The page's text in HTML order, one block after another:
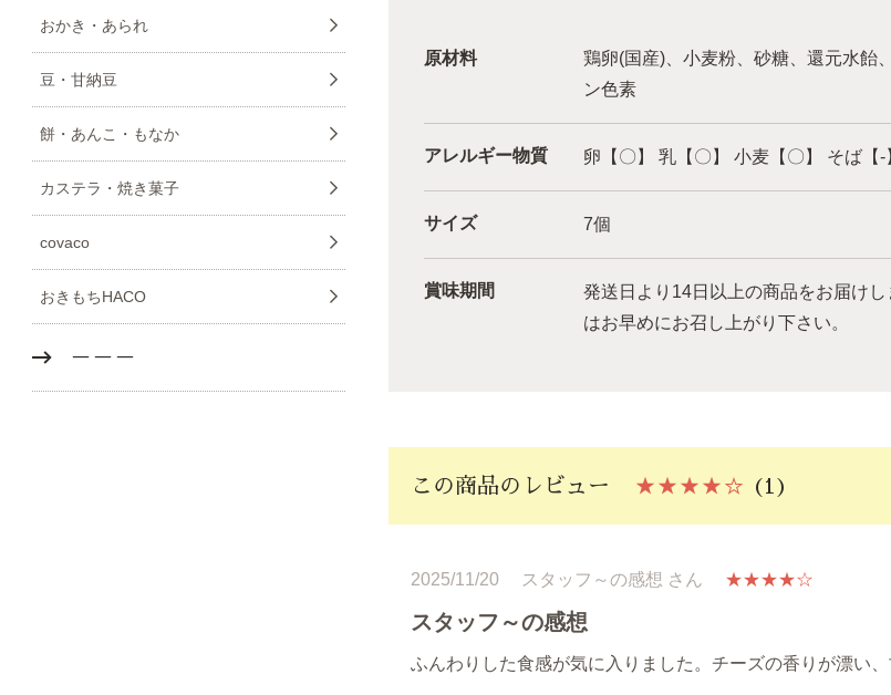
おかき・あられ
豆・甘納豆
餅・あんこ・もなか
カステラ・焼き菓子
covaco
おきもちHACO
－－－
お買い物を続ける カートへ進
原材料
鶏卵(国産)、小麦粉、砂糖、還元水飴
ン色素
アレルギー物質 卵【〇】 乳【〇】 小麦【〇】 そば【
サイズ 7個
賞味期間
発送日より14日以上の商品をお届け
はお早めにお召し上がり下さい。
この商品のレビュー ★★★★☆ (1)
2025/11/20 スタッフ～の感想 さん ★★★★☆
スタッフ～の感想
ふんわりした食感が気に入りました。チーズの香りが漂い